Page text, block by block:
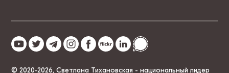
© 2020-2026, Светлана Тихановская - национальный лидер